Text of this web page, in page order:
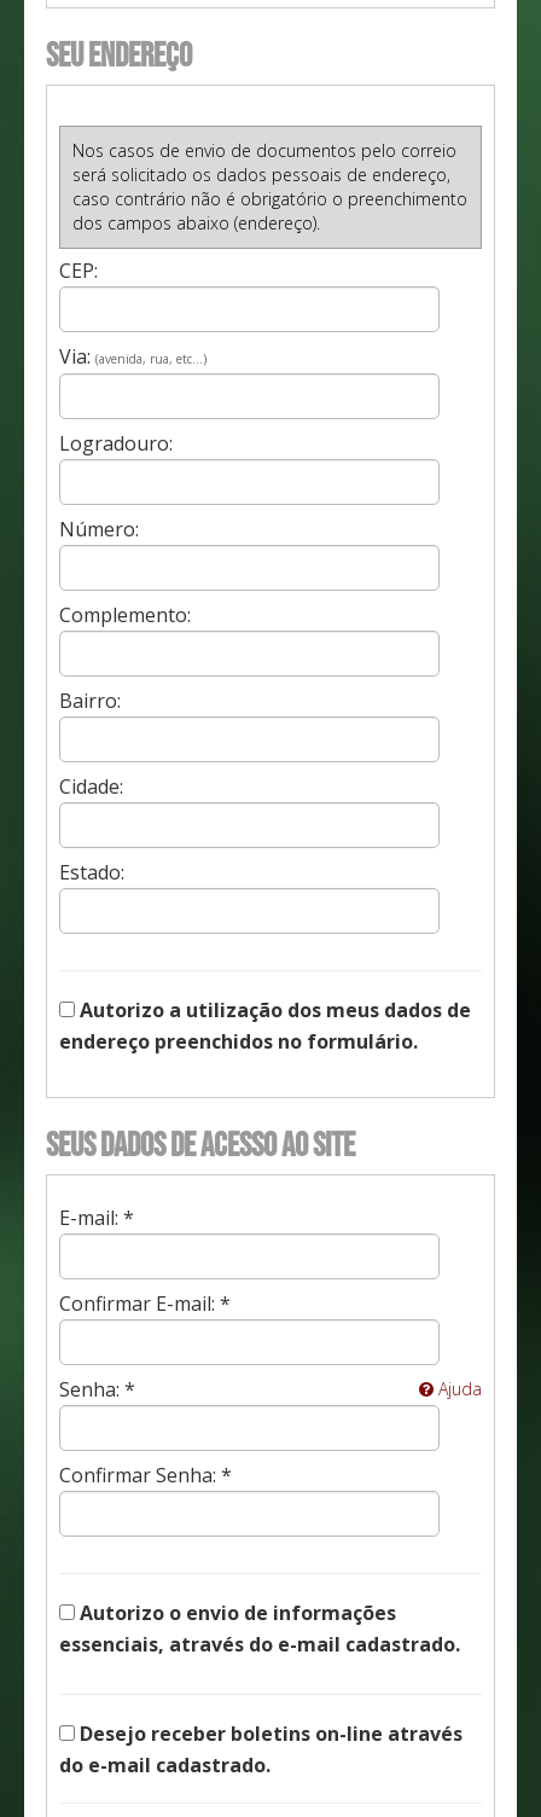
Seu endereço
Nos casos de envio de documentos pelo correio
será solicitado os dados pessoais de endereço,
caso contrário não é obrigatório o preenchimento
dos campos abaixo (endereço).
CEP:
Via: (avenida, rua, etc...)
Logradouro:
Número:
Complemento:
Bairro:
Cidade:
Estado:
Autorizo a utilização dos meus dados de
endereço preenchidos no formulário.
Seus dados de acesso ao site
E-mail: *
Confirmar E-mail: *
Senha: * Ajuda
Confirmar Senha: *
Autorizo o envio de informações
essenciais, através do e-mail cadastrado.
Desejo receber boletins on-line através
do e-mail cadastrado.